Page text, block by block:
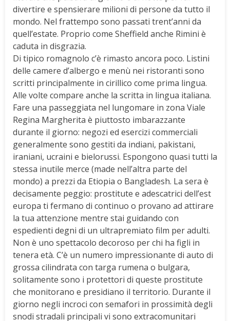
divertire e spensierare milioni di persone da tutto il
mondo. Nel frattempo sono passati trent’anni da
quell’estate. Proprio come Sheffield anche Rimini è
caduta in disgrazia.
Di tipico romagnolo c’è rimasto ancora poco. Listini
delle camere d’albergo e menù nei ristoranti sono
scritti principalmente in cirillico come prima lingua.
Alle volte compare anche la scritta in lingua italiana.
Fare una passeggiata nel lungomare in zona Viale
Regina Margherita è piuttosto imbarazzante
durante il giorno: negozi ed esercizi commerciali
generalmente sono gestiti da indiani, pakistani,
iraniani, ucraini e bielorussi. Espongono quasi tutti la
stessa inutile merce (made nell’altra parte del
mondo) a prezzi da Etiopia o Bangladesh. La sera è
decisamente peggio: prostitute e adescatrici dell’est
europa ti fermano di continuo o provano ad attirare
la tua attenzione mentre stai guidando con
espedienti degni di un ultrapremiato film per adulti.
Non è uno spettacolo decoroso per chi ha figli in
tenera età. C’è un numero impressionante di auto di
grossa cilindrata con targa rumena o bulgara,
solitamente sono i protettori di queste prostitute
che monitorano e presidiano il territorio. Durante il
giorno negli incroci con semafori in prossimità degli
snodi stradali principali vi sono extracomunitari